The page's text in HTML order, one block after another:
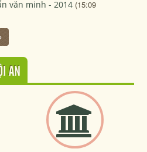
văn minh - 2014 (15:09
AN